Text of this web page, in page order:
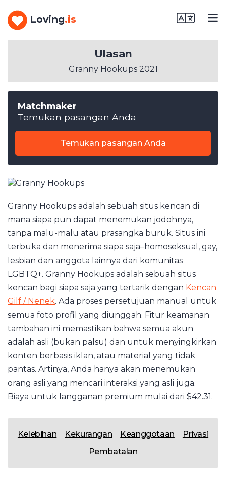
Loving.is
Matchmaker
Temukan pasangan Anda
Temukan pasangan Anda
Ulasan
Granny Hookups 2021
Granny Hookups adalah sebuah situs kencan di
mana siapa pun dapat menemukan jodohnya,
tanpa malu-malu atau prasangka buruk. Situs ini
terbuka dan menerima siapa saja–homoseksual, gay,
lesbian dan anggota lainnya dari komunitas
LGBTQ+. Granny Hookups adalah sebuah situs
kencan bagi siapa saja yang tertarik dengan Kencan
Gilf / Nenek. Ada proses persetujuan manual untuk
semua foto profil yang diunggah. Fitur keamanan
tambahan ini memastikan bahwa semua akun
adalah asli (bukan palsu) dan untuk menyingkirkan
konten berbasis iklan, atau material yang tidak
pantas. Artinya, Anda hanya akan menemukan
orang asli yang mencari interaksi yang asli juga.
Biaya untuk langganan premium mulai dari $42.31.
Kelebihan Kekurangan Keanggotaan
Privasi
Pembatalan